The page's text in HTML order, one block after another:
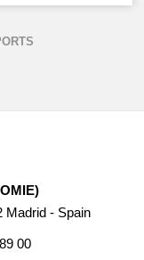
Madrid - Spain
00